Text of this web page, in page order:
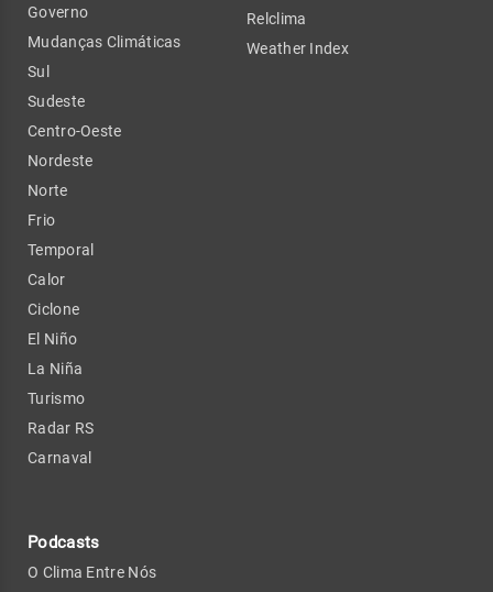
Governo
Mudanças Climáticas
Sul
Sudeste
Centro-Oeste
Nordeste
Norte
Frio
Temporal
Calor
Ciclone
El Niño
La Niña
Turismo
Radar RS
Carnaval
Podcasts
O Clima Entre Nós
Relclima
Weather Index